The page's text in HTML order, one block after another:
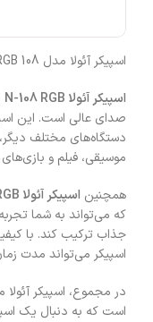
اسپیکر آئولا مدل 108 RGB:
اسپیکر آئولا N-108 RGB
صدای عالی است. این
دستگاه‌های مختلف
موسیقی، فیلم و
همچنین اسپیکر آئولا N-108 RGB
که می‌تواند به شما
جذاب ترکیب کند. با
اسپیکر می‌تواند مدت
است که به دنبال یک